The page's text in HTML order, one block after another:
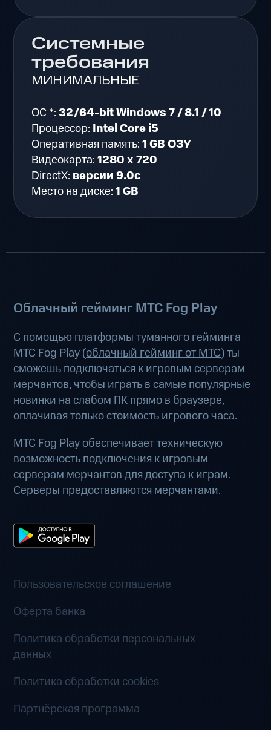
Системные
требования
МИНИМАЛЬНЫЕ
ОС *:32/64-bit Windows 7 / 8.1 / 10
Процессор: Intel Core i5
Оперативная память:1 GB ОЗУ
Видеокарта:1280 x 720
DirectX: версии 9.0c
Место на диске:1 GB
Облачный гейминг МТС Fog Play
С помощью платформы туманного гейминга
МТС Fog Play (облачный гейминг от МТС) ты
сможешь подключаться к игровым серверам
мерчантов, чтобы играть в самые популярные
новинки на слабом ПК прямо в браузере,
оплачивая только стоимость игрового часа.
МТС Fog Play обеспечивает техническую
возможность подключения к игровым
серверам мерчантов для доступа к играм.
Серверы предоставляются мерчантами.
Пользовательское соглашение
Оферта банка
Политика обработки персональных
данных
Политика обработки cookies
Партнёрская программа